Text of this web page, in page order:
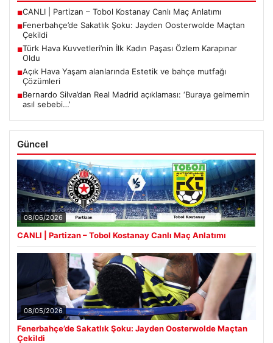
■CANLI | Partizan – Tobol Kostanay Canlı Maç Anlatımı
■Fenerbahçe’de Sakatlık Şoku: Jayden Oosterwolde Maçtan
Çekildi
■Türk Hava Kuvvetleri’nin İlk Kadın Paşası Özlem Karapınar
Oldu
■Açık Hava Yaşam alanlarında Estetik ve bahçe mutfağı
Çözümleri
■Bernardo Silva’dan Real Madrid açıklaması: ‘Buraya gelmemin
asıl sebebi…’
Güncel
08/06/2026
CANLI | Partizan – Tobol Kostanay Canlı Maç Anlatımı
08/05/2026
Fenerbahçe’de Sakatlık Şoku: Jayden Oosterwolde Maçtan
Çekildi